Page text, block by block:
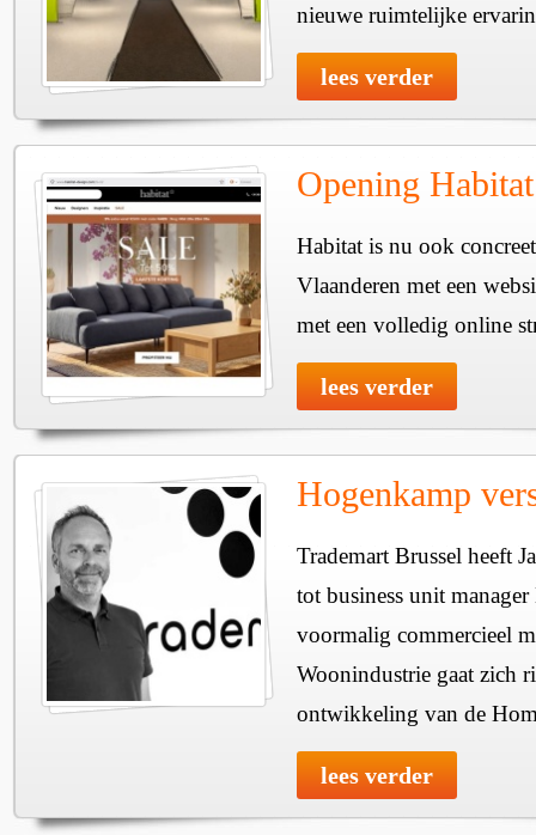
nieuwe ruimtelijke
lees verder
Opening
Habitat is nu ook
Vlaanderen met een
met een volledig online
lees verder
Hogenkamp
Trademart Brussel heeft
tot business unit
voormalig commercieel
Woonindustrie gaat zich
ontwikkeling van de
lees verder